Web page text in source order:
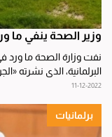
وزير الصحة ينفي ما
نفت وزارة الصحة ما ورد
البرلمانية، الذي نشرته
11-12-2022
برلمانيات